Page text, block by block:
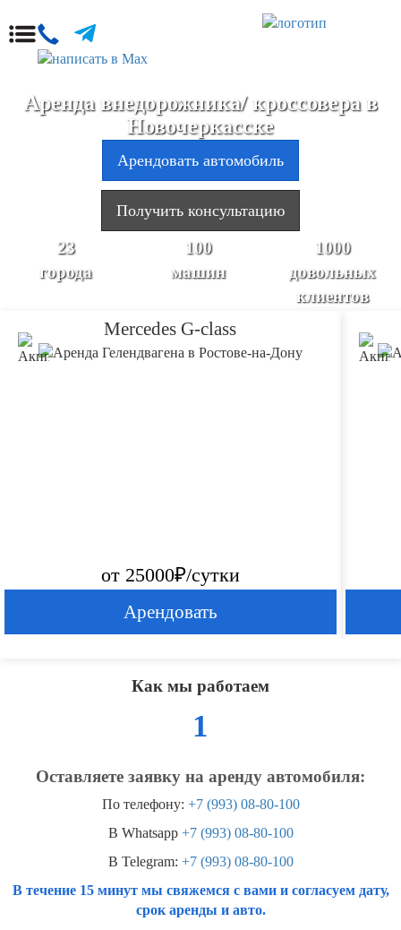
Аренда внедорожника/ кроссовера в
Новочеркасске
Арендовать автомобиль
Получить консультацию
23
города
100
машин
1000
довольных
клиентов
Mercedes G-class
от 25000₽/сутки
Арендовать
Как мы работаем
1
Оставляете заявку на аренду автомобиля:
По телефону: +7 (993) 08-80-100
В Whatsapp +7 (993) 08-80-100
В Telegram: +7 (993) 08-80-100
В течение 15 минут мы свяжемся с вами и согласуем дату,
срок аренды и авто.